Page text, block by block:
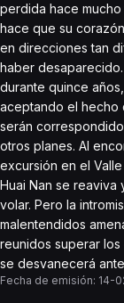
perdida hace
hace que su
en direcciones tan
haber
durante quince
aceptando el hecho
serán
otros planes. Al
excursión en el
Huai Nan se reaviva
volar. Pero la
malentendidos
reunidos superar
se desvanecerá
Fecha de emisión: 14-